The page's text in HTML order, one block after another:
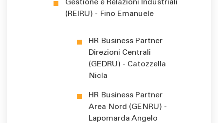
Gestione e Relazioni Industriali
(REIRU) - Fino Emanuele
HR Business Partner
Direzioni Centrali
(GEDRU) - Catozzella
Nicla
HR Business Partner
Area Nord (GENRU) -
Lapomarda Angelo